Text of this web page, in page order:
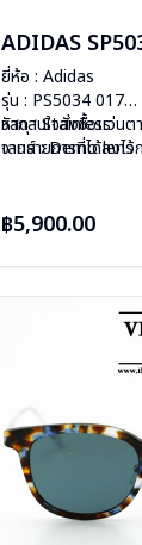
ADIDAS
ยี่ห้อ : Adidas
รุ่น : PS5034 017
วัสดุ : Stainless
เลนส์ : Demo lens
อุปกรณ์ : กล่อง, ผ้าเช็
หากสนใจสั่งชื้อแว่น
จากรายการที่ได้ลงไ
฿5,900.00